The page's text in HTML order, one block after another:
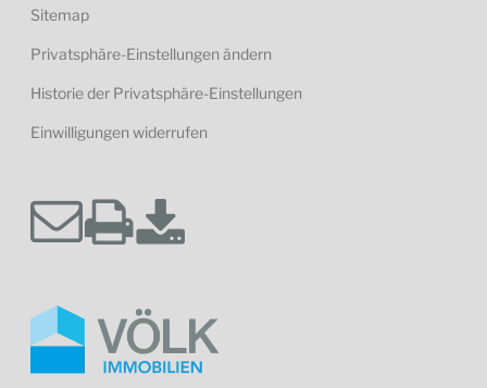
Sitemap
Privatsphäre-Einstellungen ändern
Historie der Privatsphäre-Einstellungen
Einwilligungen widerrufen